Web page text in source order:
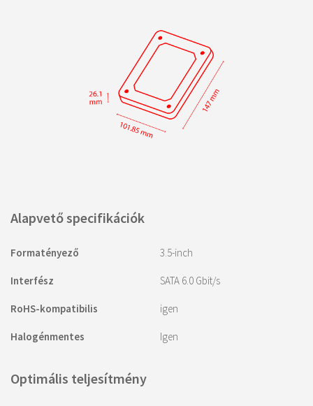
Alapvető specifikációk
Formatényező 3.5-inch
Interfész SATA 6.0 Gbit/s
RoHS-kompatibilis igen
Halogénmentes Igen
Optimális teljesítmény